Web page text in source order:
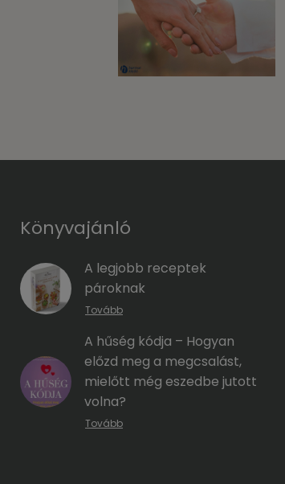
Könyvajánló
A legjobb receptek
pároknak
Tovább
A hűség kódja – Hogyan
előzd meg a megcsalást,
mielőtt még eszedbe jutott
volna?
Tovább